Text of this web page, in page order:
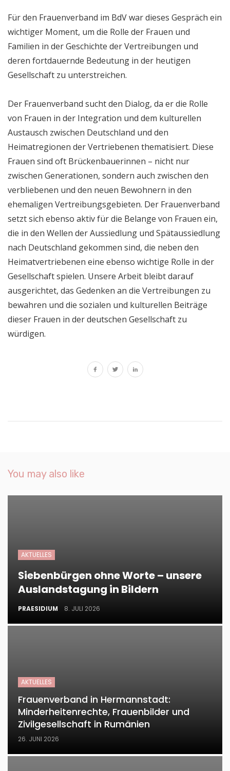
Für den Frauenverband ​im BdVwar dieses Gespräch ein
wichtiger Moment, um die Rolle der Frauen und
Familien in der Geschichte der Vertreibungen und
deren fortdauernde Bedeutung in der heutigen
Gesellschaft zu unterstreichen.
Der Frauenverband sucht den Dialog, da er die Rolle
von Frauen in der Integration und dem kulturellen
Austausch zwischen Deutschland und den
Heimatregionen der Vertriebenen thematisiert. Diese
Frauen sind oft Brückenbauerinnen – nicht nur
zwischen Generationen, sondern auch zwischen den
verbliebenen und den neuen Bewohnern in den
ehemaligen ​Vertreibungsgebieten. Der Frauenverband
setzt sich ebenso aktiv für die Belange von Frauen ein,
die in den Wellen der Aussiedlung und Spätaussiedlung
nach Deutschland gekommen sind, die neben den
Heimatvertriebenen eine ebenso wichtige Rolle in der
Gesellschaft spielen. Unsere Arbeit bleibt darauf
ausgerichtet, das Gedenken an die Vertreibungen zu
bewahren und die sozialen und kulturellen Beiträge
dieser Frauen in der deutschen Gesellschaft zu
würdigen.
You may also like
AKTUELLES
Siebenbürgen ohne Worte – unsere
Auslandstagung in Bildern
PRAESIDIUM 8. JULI 2026
AKTUELLES
Frauenverband in Hermannstadt:
Minderheitenrechte, Frauenbilder und
Zivilgesellschaft in Rumänien
26. JUNI 2026